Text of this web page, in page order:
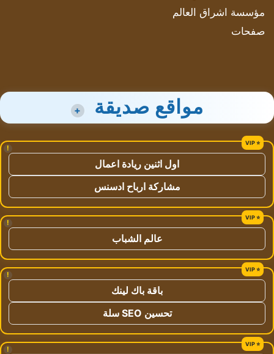
مؤسسة اشراق العالم
صفحات
مواقع صديقة +
!
اول اثنين ريادة اعمال
مشاركة ارباح ادسنس
!
عالم الشباب
!
باقة باك لينك
تحسين SEO سلة
!